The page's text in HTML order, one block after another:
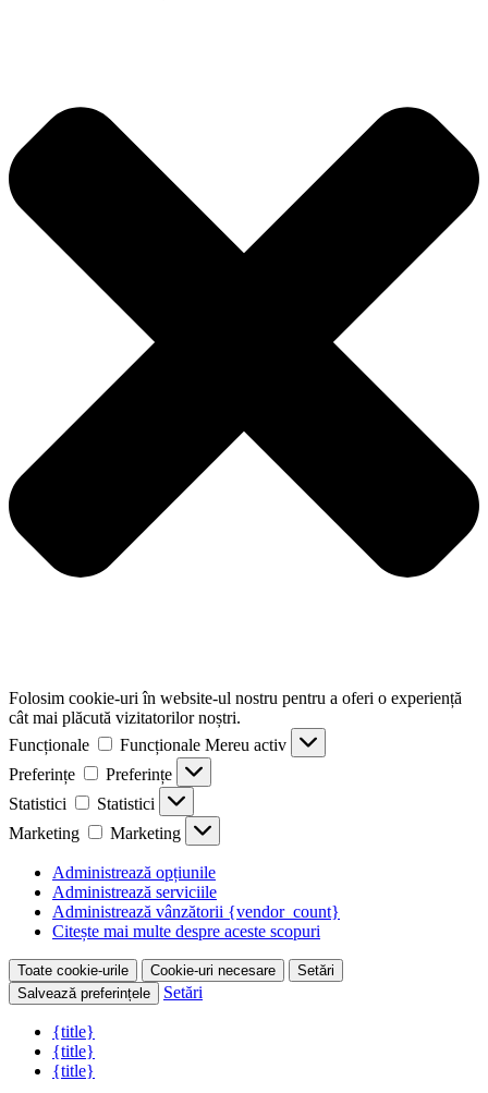
Folosim cookie-uri în website-ul nostru pentru a oferi o experiență
cât mai plăcută vizitatorilor noștri.
Funcționale
Funcționale Mereu activ
Preferințe
Preferințe
Statistici
Statistici
Marketing
Marketing
Administrează opțiunile
Administrează serviciile
Administrează vânzătorii {vendor_count}
Citește mai multe despre aceste scopuri
Toate cookie-urile Cookie-uri necesare
Setări
Salvează preferințele
Setări
{title}
{title}
{title}